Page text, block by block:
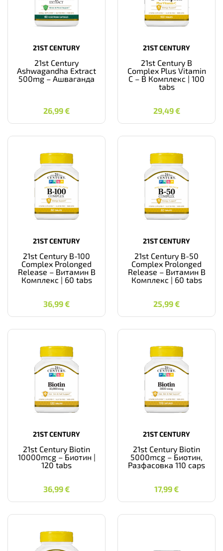
21ST CENTURY
21st Century
Ashwagandha Extract
500mg – Ашваганда
26,99€
26,99
21ST CENTURY
21st Century B
Complex Plus Vitamin
C – B Комплекс | 100
tabs
29,49€
29,49
21ST CENTURY
21st Century B-100
Complex Prolonged
Release – Витамин B
Комплекс | 60 tabs
36,99€
36,99
21ST CENTURY
21st Century B-50
Complex Prolonged
Release – Витамин B
Комплекс | 60 tabs
25,99€
25,99
21ST CENTURY
21st Century Biotin
10000mcg – Биотин |
120 tabs
36,99€
36,99
21ST CENTURY
21st Century Biotin
5000mcg – Биотин,
Разфасовка 110 caps
17,99€
17,99 €